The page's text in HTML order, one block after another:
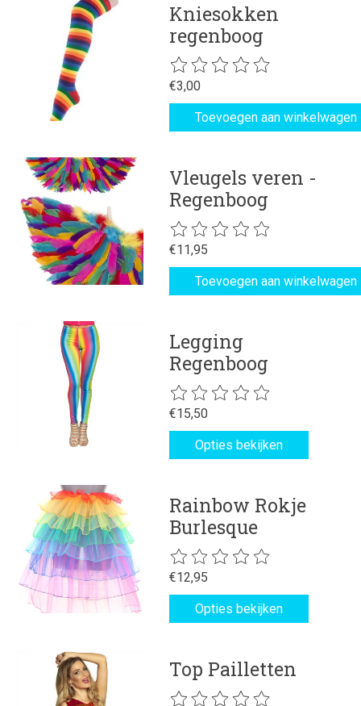
Kniesokken
regenboog
De beoordeling van dit product is
€3,00
Toevoegen aan winkelwagen
Vleugels veren -
Regenboog
De beoordeling van dit product is
€11,95
Toevoegen aan winkelwagen
Legging
Regenboog
De beoordeling van dit product is
€15,50
Opties bekijken
Rainbow Rokje
Burlesque
De beoordeling van dit product is
€12,95
Opties bekijken
Top Pailletten
De beoordeling van dit product is